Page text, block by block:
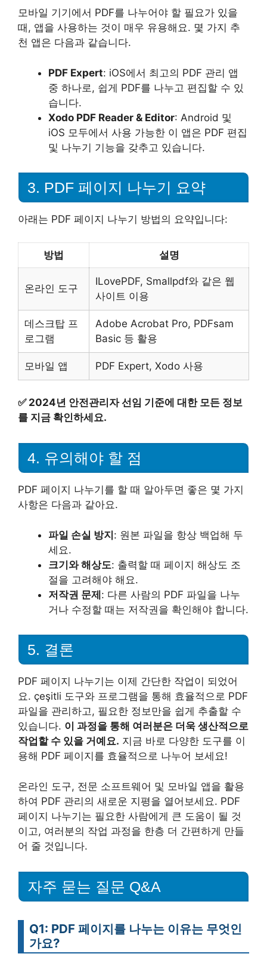
모바일 기기에서 PDF를 나누어야 할 필요가 있을
때, 앱을 사용하는 것이 매우 유용해요. 몇 가지 추
천 앱은 다음과 같습니다.
PDF Expert: iOS에서 최고의 PDF 관리 앱
중 하나로, 쉽게 PDF를 나누고 편집할 수 있
습니다.
Xodo PDF Reader & Editor: Android 및
iOS 모두에서 사용 가능한 이 앱은 PDF 편집
및 나누기 기능을 갖추고 있습니다.
3. PDF 페이지 나누기 요약
아래는 PDF 페이지 나누기 방법의 요약입니다:
방법 설명
온라인 도구
ILovePDF, Smallpdf와 같은 웹
사이트 이용
데스크탑 프
로그램
Adobe Acrobat Pro, PDFsam
Basic 등 활용
모바일 앱 PDF Expert, Xodo 사용
✅ 2024년 안전관리자 선임 기준에 대한 모든 정보
를 지금 확인하세요.
4. 유의해야 할 점
PDF 페이지 나누기를 할 때 알아두면 좋은 몇 가지
사항은 다음과 같아요.
파일 손실 방지: 원본 파일을 항상 백업해 두
세요.
크기와 해상도: 출력할 때 페이지 해상도 조
절을 고려해야 해요.
저작권 문제: 다른 사람의 PDF 파일을 나누
거나 수정할 때는 저작권을 확인해야 합니다.
5. 결론
PDF 페이지 나누기는 이제 간단한 작업이 되었어
요. çeşitli 도구와 프로그램을 통해 효율적으로 PDF
파일을 관리하고, 필요한 정보만을 쉽게 추출할 수
있습니다. 이 과정을 통해 여러분은 더욱 생산적으로
작업할 수 있을 거예요. 지금 바로 다양한 도구를 이
용해 PDF 페이지를 효율적으로 나누어 보세요!
온라인 도구, 전문 소프트웨어 및 모바일 앱을 활용
하여 PDF 관리의 새로운 지평을 열어보세요. PDF
페이지 나누기는 필요한 사람에게 큰 도움이 될 것
이고, 여러분의 작업 과정을 한층 더 간편하게 만들
어 줄 것입니다.
자주 묻는 질문 Q&A
Q1: PDF 페이지를 나누는 이유는 무엇인
가요?